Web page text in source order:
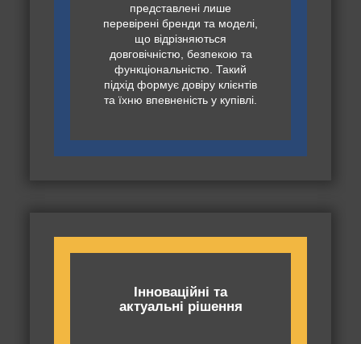
представлені лише
перевірені бренди та моделі,
що відрізняються
довговічністю, безпекою та
функціональністю. Такий
підхід формує довіру клієнтів
та їхню впевненість у купівлі.
Інноваційні та
актуальні рішення